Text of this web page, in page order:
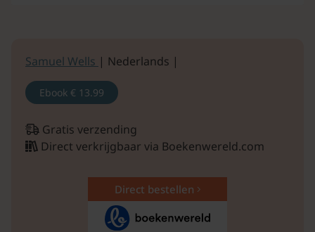
Samuel Wells | Nederlands |
Ebook € 13.99
Gratis verzending
Direct verkrijgbaar via Boekenwereld.com
Direct bestellen